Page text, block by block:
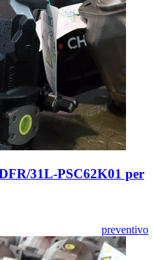
31L-PSC62K01 per
preventivo